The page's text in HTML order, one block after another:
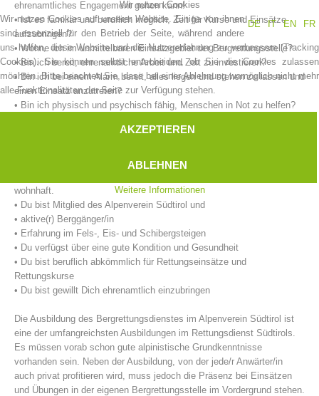
Bergrettungsstellen
ehrenamtliches Engagement gehen kann!
• Ist es familiär und beruflich möglich, Zeit für Kurse und Einsätze
aufzubringen?
• Wohne ich im unmittelbaren Einsatzgebiet der Bergrettungsstelle?
• Bin ich bereit, ehrenamtliche Arbeit und Zeit zu investieren?
• Bin ich bei einem Alarm bereit, alles liegen und stehen zu lassen und
einen Einsatz anzutreten?
• Bin ich physisch und psychisch fähig, Menschen in Not zu helfen?
Unsere Anforderungen an eine/n Bergretter/in:
• Du hast das 18. Lebensjahr vollendet.
wohnhaft.
• Du bist Mitglied des Alpenverein Südtirol und
• aktive(r) Berggänger/in
• Erfahrung im Fels-, Eis- und Schibergsteigen
• Du verfügst über eine gute Kondition und Gesundheit
• Du bist beruflich abkömmlich für Rettungseinsätze und
Rettungskurse
• Du bist gewillt Dich ehrenamtlich einzubringen
Die Ausbildung des Bergrettungsdienstes im Alpenverein Südtirol ist
eine der umfangreichsten Ausbildungen im Rettungsdienst Südtirols.
Es müssen vorab schon gute alpinistische Grundkenntnisse
vorhanden sein. Neben der Ausbildung, von der jede/r Anwärter/in
auch privat profitieren wird, muss jedoch die Präsenz bei Einsätzen
und Übungen in der eigenen Bergrettungsstelle im Vordergrund stehen.
Wir nutzen Cookies
DE
IT EN FR
Wir nutzen Cookies auf unserer Website. Einige von ihnen
sind essenziell für den Betrieb der Seite, während andere
uns helfen, diese Website und die Nutzererfahrung zu verbessern (Tracking
Cookies). Sie können selbst entscheiden, ob Sie die Cookies zulassen
möchten. Bitte beachten Sie, dass bei einer Ablehnung womöglich nicht mehr
alle Funktionalitäten der Seite zur Verfügung stehen.
AKZEPTIEREN
ABLEHNEN
Weitere Informationen